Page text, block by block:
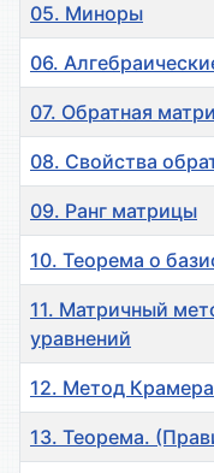
05. Миноры
06.
07. Обратная
08. Cвойства
09. Ранг матрицы
10. Теорема о
11. Матричный
уравнений
12. Метод Крамера
13. Теорема.